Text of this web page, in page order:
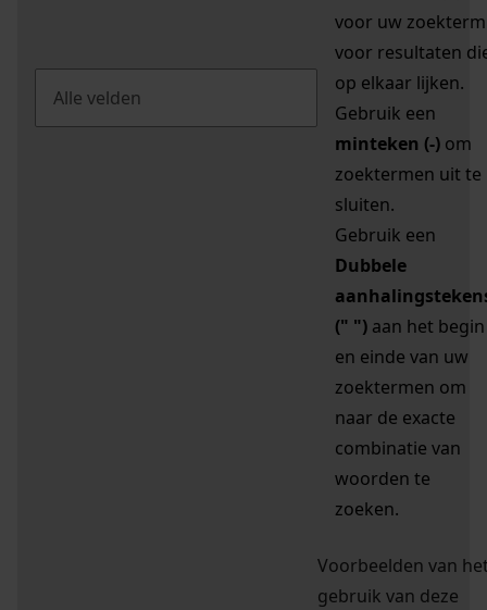
voor uw zoekterm
voor resultaten
op elkaar lijken.
Gebruik een
minteken (-) om
zoektermen uit te
sluiten.
Gebruik een
Dubbele
(" ") aan het begin
en einde van uw
zoektermen om
naar de exacte
combinatie van
woorden te
zoeken.
Voorbeelden van
gebruik van deze